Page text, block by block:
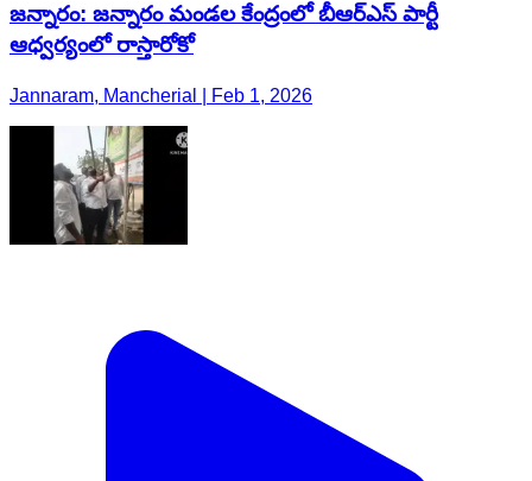
జన్నారం: జన్నారం మండల కేంద్రంలో బీఆర్ఎస్ పార్టీ
ఆధ్వర్యంలో రాస్తారోకో
Jannaram, Mancherial | Feb 1, 2026